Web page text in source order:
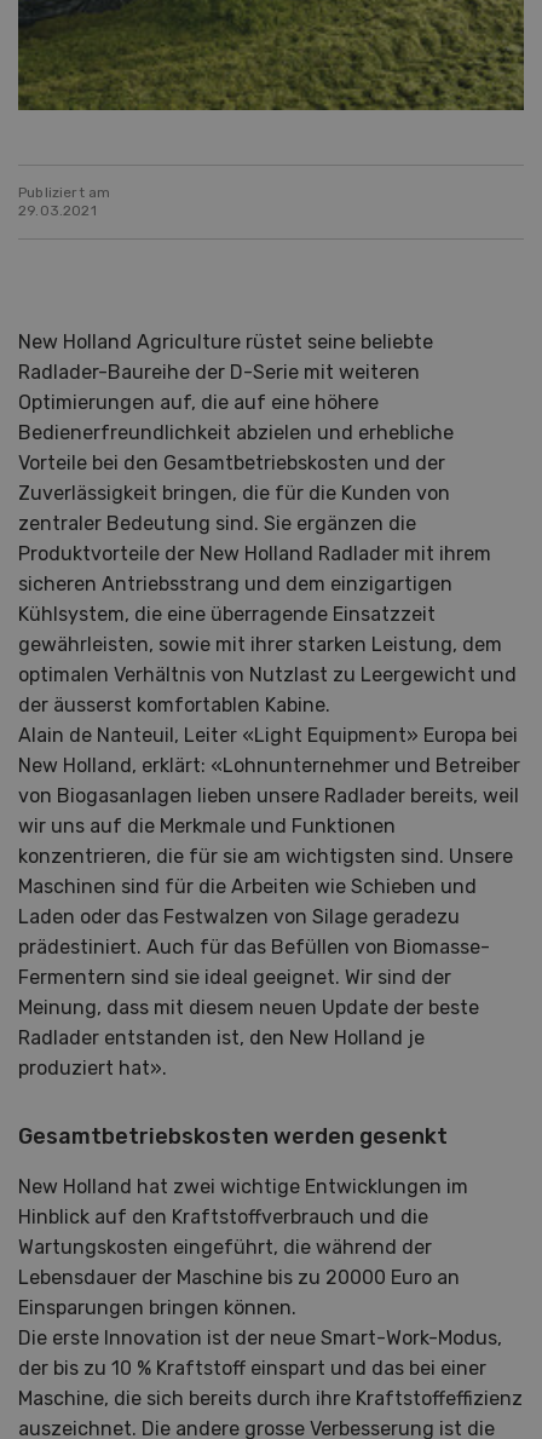
Publiziert am
29.03.2021
New Holland Agriculture rüstet seine beliebte
Radlader-Baureihe der D-Serie mit weiteren
Optimierungen auf, die auf eine höhere
Bedienerfreundlichkeit abzielen und erhebliche
Vorteile bei den Gesamtbetriebskosten und der
Zuverlässigkeit bringen, die für die Kunden von
zentraler Bedeutung sind. Sie ergänzen die
Produktvorteile der New Holland Radlader mit ihrem
sicheren Antriebsstrang und dem einzigartigen
Kühlsystem, die eine überragende Einsatzzeit
gewährleisten, sowie mit ihrer starken Leistung, dem
optimalen Verhältnis von Nutzlast zu Leergewicht und
der äusserst komfortablen Kabine.
Alain de Nanteuil, Leiter «Light Equipment» Europa bei
New Holland, erklärt: «Lohnunternehmer und Betreiber
von Biogasanlagen lieben unsere Radlader bereits, weil
wir uns auf die Merkmale und Funktionen
konzentrieren, die für sie am wichtigsten sind. Unsere
Maschinen sind für die Arbeiten wie Schieben und
Laden oder das Festwalzen von Silage geradezu
prädestiniert. Auch für das Befüllen von Biomasse-
Fermentern sind sie ideal geeignet. Wir sind der
Meinung, dass mit diesem neuen Update der beste
Radlader entstanden ist, den New Holland je
produziert hat».
Gesamtbetriebskosten werden gesenkt
New Holland hat zwei wichtige Entwicklungen im
Hinblick auf den Kraftstoffverbrauch und die
Wartungskosten eingeführt, die während der
Lebensdauer der Maschine bis zu 20000 Euro an
Einsparungen bringen können.
Die erste Innovation ist der neue Smart-Work-Modus,
der bis zu 10 % Kraftstoff einspart und das bei einer
Maschine, die sich bereits durch ihre Kraftstoffeffizienz
auszeichnet. Die andere grosse Verbesserung ist die